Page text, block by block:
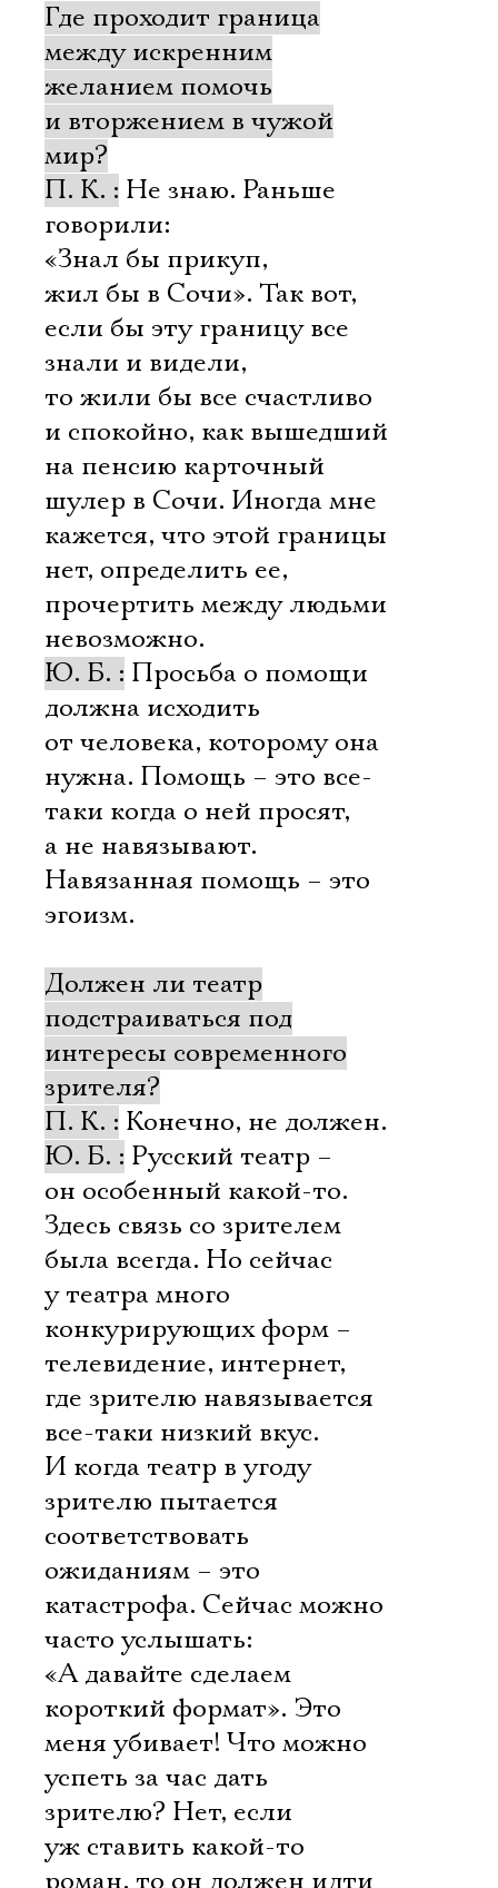
Где проходит граница
между искренним
желанием помочь
и вторжением в чужой
мир?
П. К. : Не знаю. Раньше
говорили:
«Знал бы прикуп,
жил бы в Сочи». Так вот,
если бы эту границу все
знали и видели,
то жили бы все счастливо
и спокойно, как вышедший
на пенсию карточный
шулер в Сочи. Иногда мне
кажется, что этой границы
нет, определить ее,
прочертить между людьми
невозможно.
Ю. Б. : Просьба о помощи
должна исходить
от человека, которому она
нужна. Помощь – это все-
таки когда о ней просят,
а не навязывают.
Навязанная помощь – это
эгоизм.
Должен ли театр
подстраиваться под
интересы современного
зрителя?
П. К. : Конечно, не должен.
Ю. Б. : Русский театр –
он особенный какой-то.
Здесь связь со зрителем
была всегда. Но сейчас
у театра много
конкурирующих форм –
телевидение, интернет,
где зрителю навязывается
все-таки низкий вкус.
И когда театр в угоду
зрителю пытается
соответствовать
ожиданиям – это
катастрофа. Сейчас можно
часто услышать:
«А давайте сделаем
короткий формат». Это
меня убивает! Что можно
успеть за час дать
зрителю? Нет, если
уж ставить какой-то
роман, то он должен идти